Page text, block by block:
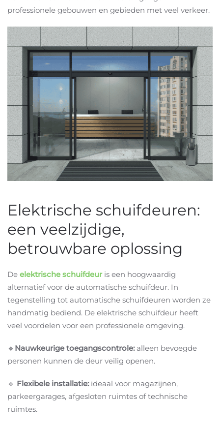
professionele gebouwen en gebieden met veel verkeer.
Elektrische schuifdeuren:
een veelzijdige,
betrouwbare oplossing
De elektrische schuifdeuris een hoogwaardig
alternatief voor de automatische schuifdeur. In
tegenstelling tot automatische schuifdeuren worden ze
handmatig bediend. De elektrische schuifdeur heeft
veel voordelen voor een professionele omgeving.
🔹 Nauwkeurige toegangscontrole:alleen bevoegde
personen kunnen de deur veilig openen.
🔹 Flexibele installatie:ideaal voor magazijnen,
parkeergarages, afgesloten ruimtes of technische
ruimtes.